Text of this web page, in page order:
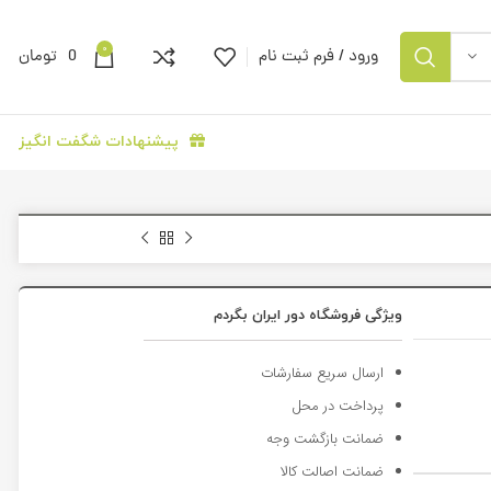
ورود / فرم ثبت نام 0
0 تومان
پیشنهادات شگفت انگیز
ویژگی فروشگاه دور ایران بگردم
ارسال سریع سفارشات
پرداخت در محل
ضمانت بازگشت وجه
ضمانت اصالت کالا